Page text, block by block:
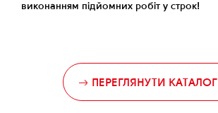
виконанням підйомних робіт у строк!
ПЕРЕГЛЯНУТИ КАТАЛОГ